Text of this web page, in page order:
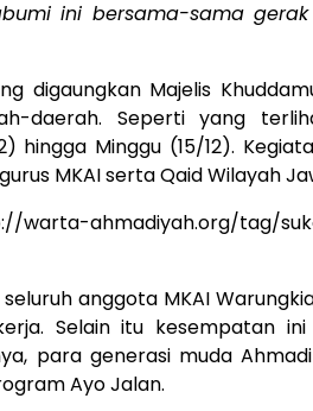
ini bersama-sama
digaungkan Majelis
daerah. Seperti yang
hingga Minggu (15/12).
MKAI serta Qaid Wilayah
ahmadiyah.org/tag/
anggota MKAI
Selain itu kesempatan ini
para generasi muda
Ayo Jalan.